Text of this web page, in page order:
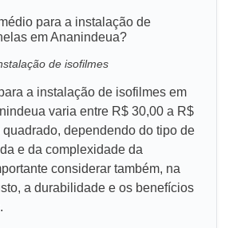
para a instalação de
em Ananindeua?
de isofilmes
a instalação de isofilmes em
varia entre R$ 30,00 a R$
quadrado, dependendo do tipo de
e da complexidade da
considerar também, na
a durabilidade e os benefícios